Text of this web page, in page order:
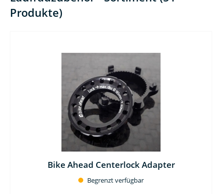
Produkte)
Bike Ahead Centerlock Adapter
Begrenzt verfügbar